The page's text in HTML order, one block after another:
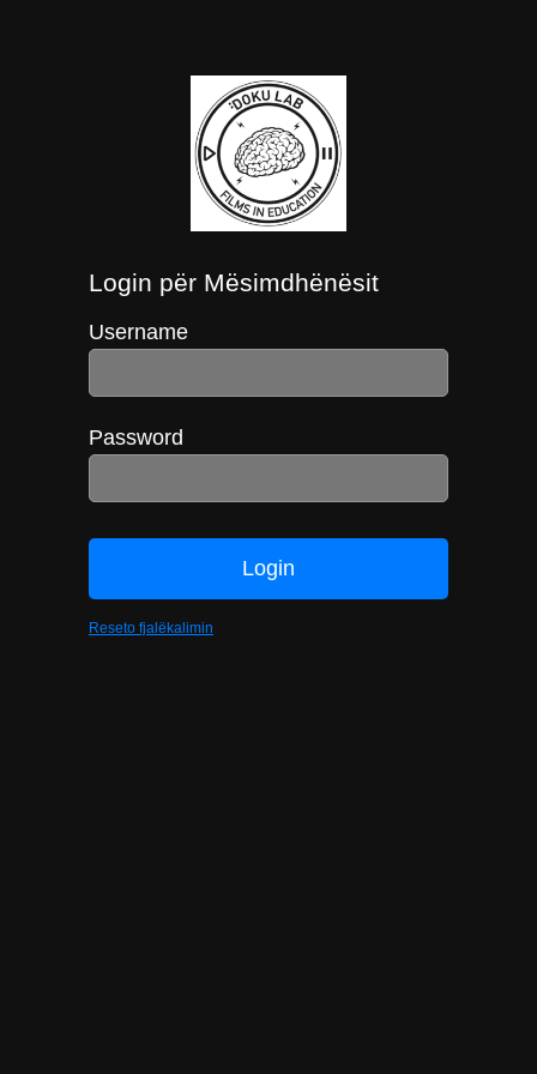
Login për Mësimdhënësit
Username
Password
Reseto fjalëkalimin